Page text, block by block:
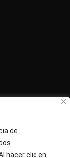
de
hacer clic en
- Sab